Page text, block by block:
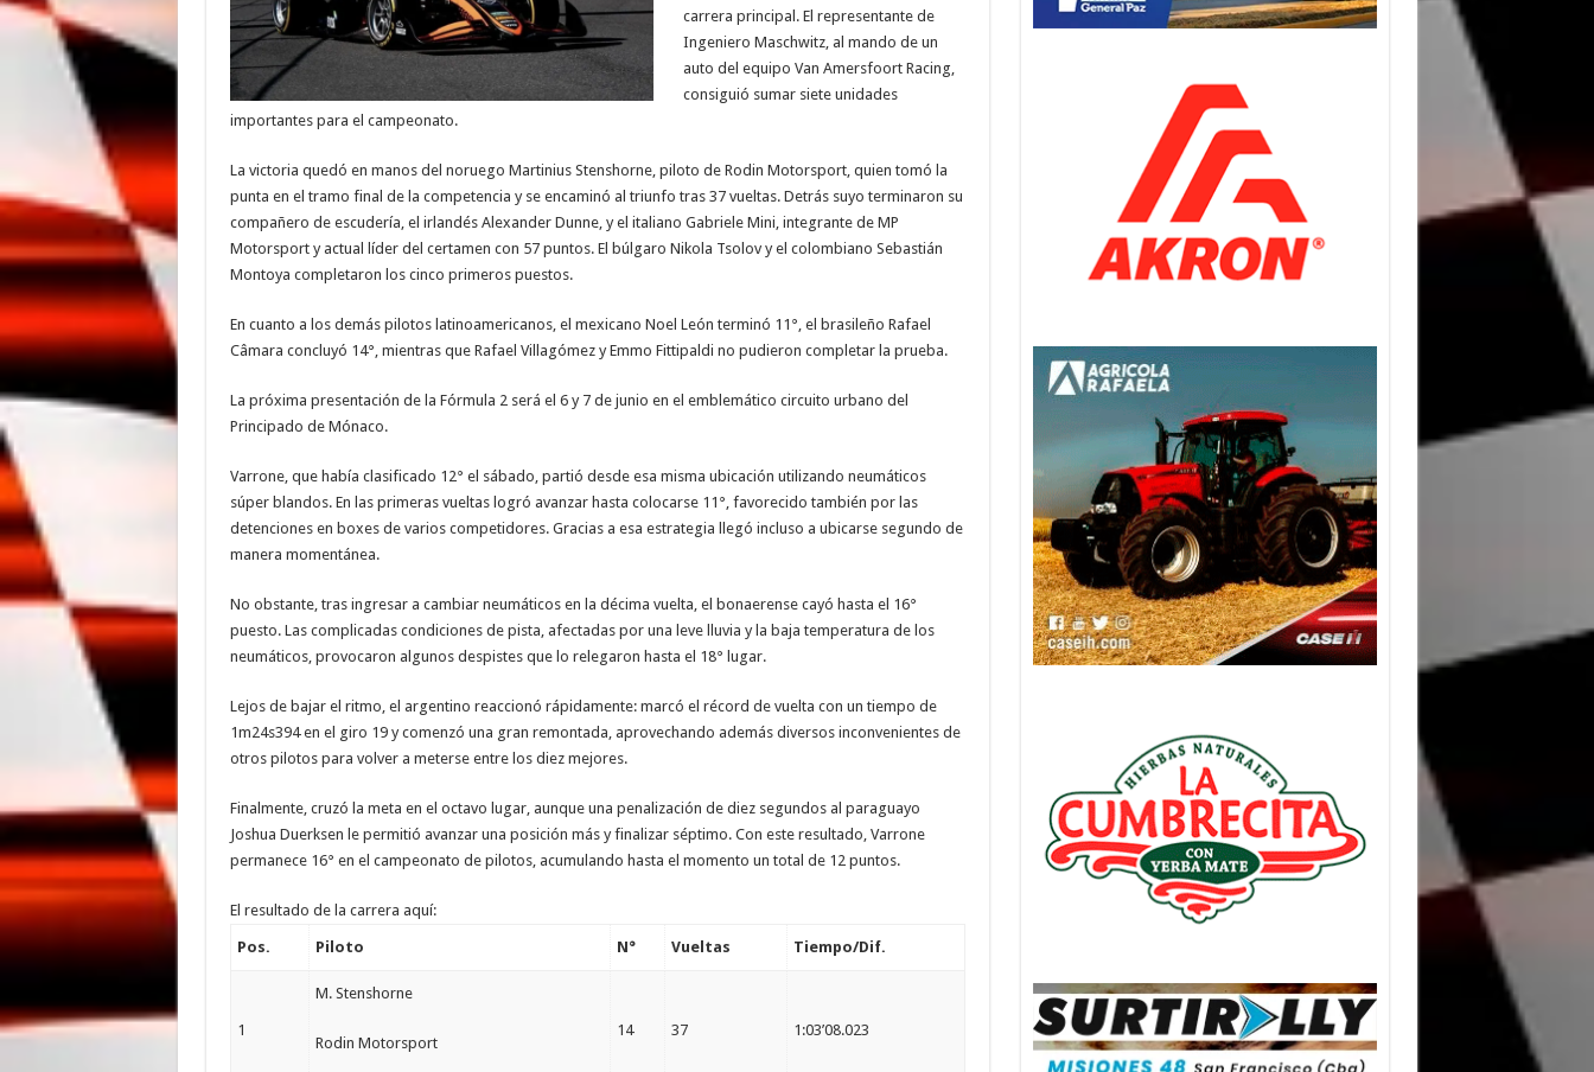
carrera principal. El representante de
Ingeniero Maschwitz, al mando de un
auto del equipo Van Amersfoort Racing,
consiguió sumar siete unidades
importantes para el campeonato.
La victoria quedó en manos del noruego Martinius Stenshorne, piloto de Rodin Motorsport, quien tomó la
punta en el tramo final de la competencia y se encaminó al triunfo tras 37 vueltas. Detrás suyo terminaron su
compañero de escudería, el irlandés Alexander Dunne, y el italiano Gabriele Mini, integrante de MP
Motorsport y actual líder del certamen con 57 puntos. El búlgaro Nikola Tsolov y el colombiano Sebastián
Montoya completaron los cinco primeros puestos.
En cuanto a los demás pilotos latinoamericanos, el mexicano Noel León terminó 11°, el brasileño Rafael
Câmara concluyó 14°, mientras que Rafael Villagómez y Emmo Fittipaldi no pudieron completar la prueba.
La próxima presentación de la Fórmula 2 será el 6 y 7 de junio en el emblemático circuito urbano del
Principado de Mónaco.
Varrone, que había clasificado 12° el sábado, partió desde esa misma ubicación utilizando neumáticos
súper blandos. En las primeras vueltas logró avanzar hasta colocarse 11°, favorecido también por las
detenciones en boxes de varios competidores. Gracias a esa estrategia llegó incluso a ubicarse segundo de
manera momentánea.
No obstante, tras ingresar a cambiar neumáticos en la décima vuelta, el bonaerense cayó hasta el 16°
puesto. Las complicadas condiciones de pista, afectadas por una leve lluvia y la baja temperatura de los
neumáticos, provocaron algunos despistes que lo relegaron hasta el 18° lugar.
Lejos de bajar el ritmo, el argentino reaccionó rápidamente: marcó el récord de vuelta con un tiempo de
1m24s394 en el giro 19 y comenzó una gran remontada, aprovechando además diversos inconvenientes de
otros pilotos para volver a meterse entre los diez mejores.
Finalmente, cruzó la meta en el octavo lugar, aunque una penalización de diez segundos al paraguayo
Joshua Duerksen le permitió avanzar una posición más y finalizar séptimo. Con este resultado, Varrone
permanece 16° en el campeonato de pilotos, acumulando hasta el momento un total de 12 puntos.
El resultado de la carrera aquí:
Pos. Piloto N° Vueltas Tiempo/Dif.
1
M. Stenshorne
Rodin Motorsport
14 37 1:03’08.023